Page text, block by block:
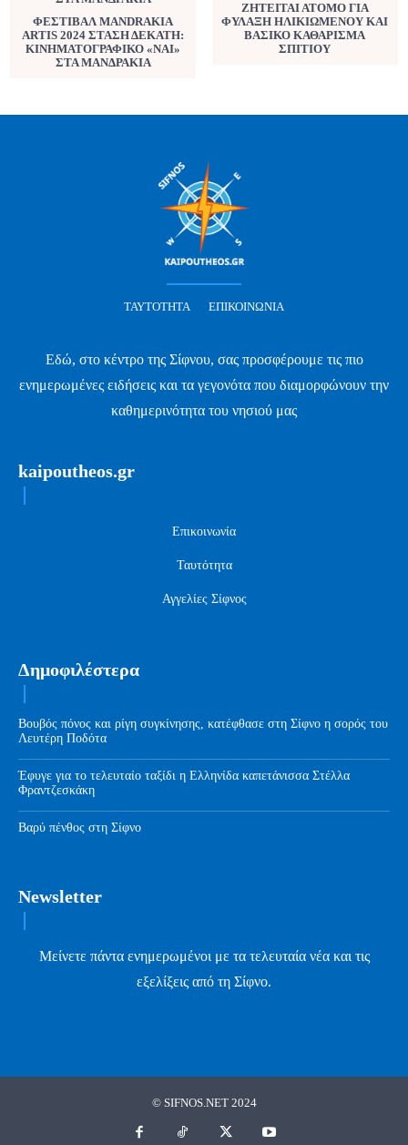
ΦΕΣΤΙΒΑΛ MANDRAKIA
ARTIS 2024 ΣΤΑΣΗ ΔΕΚΑΤΗ:
ΚΙΝΗΜΑΤΟΓΡΑΦΙΚΟ «ΝΑΙ»
ΣΤΑ ΜΑΝΔΡΑΚΙΑ
ΖΗΤΕΙΤΑΙ ΑΤΟΜΟ ΓΙΑ
ΦΥΛΑΞΗ ΗΛΙΚΙΩΜΕΝΟΥ ΚΑΙ
ΒΑΣΙΚΟ ΚΑΘΑΡΙΣΜΑ
ΣΠΙΤΙΟΥ
ΤΑΥΤΌΤΗΤΑ ΕΠΙΚΟΙΝΩΝΊΑ
Εδώ, στο κέντρο της Σίφνου, σας προσφέρουμε τις πιο
ενημερωμένες ειδήσεις και τα γεγονότα που διαμορφώνουν την
καθημερινότητα του νησιού μας
kaipoutheos.gr
Επικοινωνία
Ταυτότητα
Αγγελίες Σίφνος
Δημοφιλέστερα
Βουβός πόνος και ρίγη συγκίνησης, κατέφθασε στη Σίφνο η σορός του
Λευτέρη Ποδότα
Έφυγε για το τελευταίο ταξίδι η Ελληνίδα καπετάνισσα Στέλλα
Φραντζεσκάκη
Βαρύ πένθος στη Σίφνο
Newsletter
Μείνετε πάντα ενημερωμένοι με τα τελευταία νέα και τις
εξελίξεις από τη Σίφνο.
© SIFNOS.NET 2024